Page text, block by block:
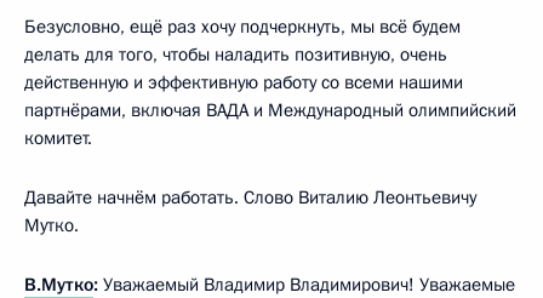
Безусловно, ещё раз хочу подчеркнуть, мы всё будем
делать для того, чтобы наладить позитивную, очень
действенную и эффективную работу со всеми нашими
партнёрами, включая ВАДА и Международный олимпийский
комитет.
Давайте начнём работать. Слово Виталию Леонтьевичу
Мутко.
В.Мутко: Уважаемый Владимир Владимирович! Уважаемые